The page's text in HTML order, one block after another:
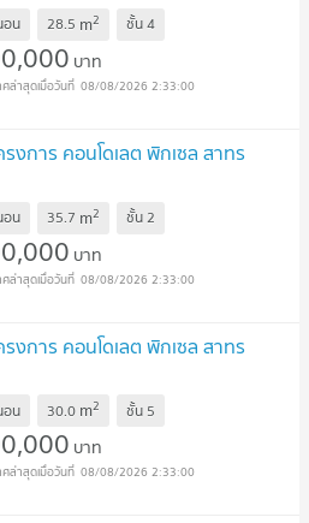
อน 28.5 m2 ชั้น4
บาท
08/08/2026 2:33:00
งการ คอนโดเลต พิกเซล สาทร
อน 35.7 m2 ชั้น2
บาท
08/08/2026 2:33:00
งการ คอนโดเลต พิกเซล สาทร
อน 30.0 m2 ชั้น 5
บาท
08/08/2026 2:33:00